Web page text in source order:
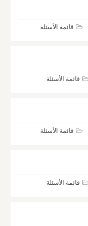
قائمة الأسئلة
قائمة الأسئلة
قائمة الأسئلة
قائمة الأسئلة